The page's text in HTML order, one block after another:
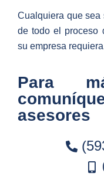
Cualquiera que sea
de todo el proceso
su empresa
Para
asesores